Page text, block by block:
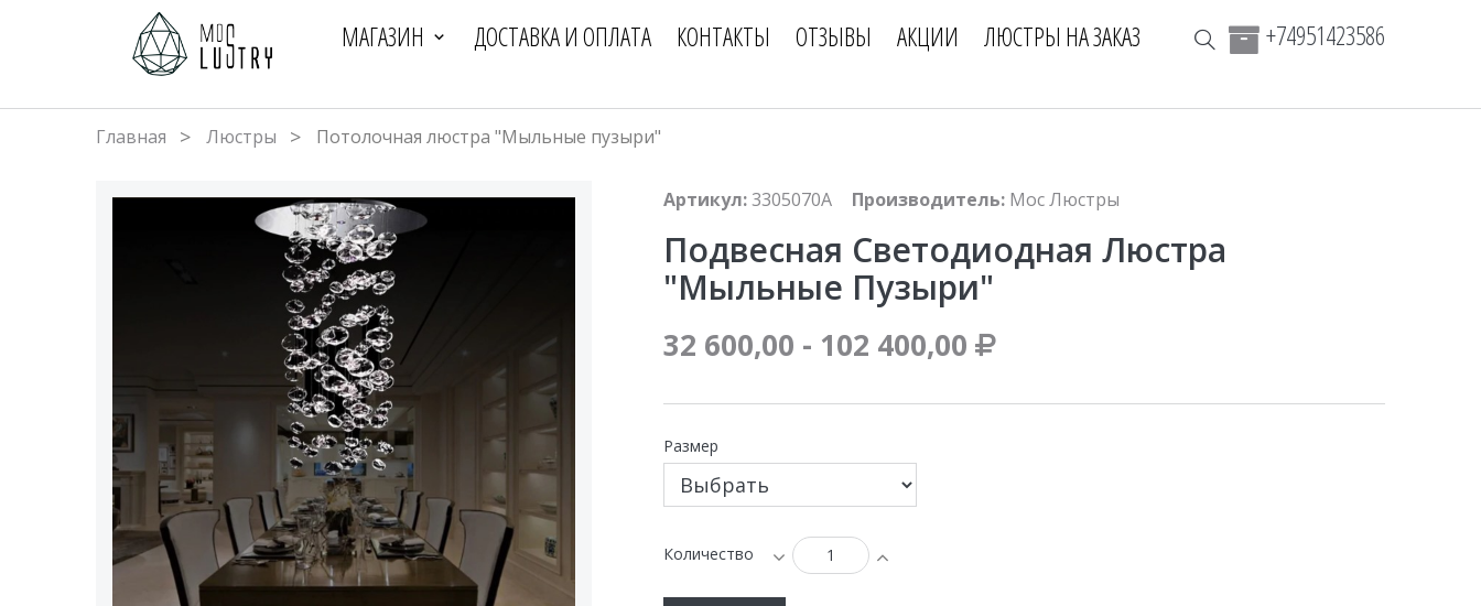
МАГАЗИН ДОСТАВКА И ОПЛАТА КОНТАКТЫ ОТЗЫВЫ АКЦИИ ЛЮСТРЫ НА ЗАКАЗ +74951423586
Главная Люстры Потолочная люстра "Мыльные пузыри"
Артикул:3305070A Производитель: Мос Люстры
Подвесная Светодиодная Люстра
"мыльные Пузыри"
32 600,00 - 102 400,00
Размер
Количество